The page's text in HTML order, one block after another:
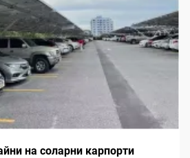
на соларни карпорти